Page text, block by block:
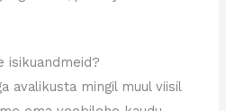
isikuandmeid?
avalikusta mingil muul viisil